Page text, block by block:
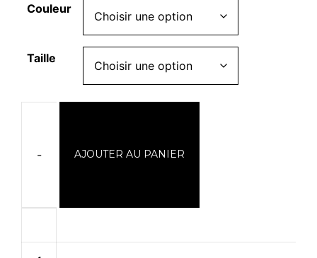
Couleur
Taille
- AJOUTER AU PANIER